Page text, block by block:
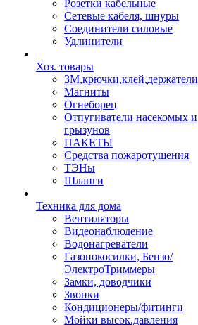
Розетки кабельные
Сетевые кабеля, шнуры
Соединители силовые
Удлинители
Хоз. товары
ЗМ,крючки,клей,держатели
Магниты
Огнеборец
Отпугиватели насекомых и
грызунов
ПАКЕТЫ
Средства пожаротушения
ТЭНы
Шланги
Техника для дома
Вентиляторы
Видеонаблюдение
Водонагреватели
Газонокосилки, Бензо/
ЭлектроТриммеры
Замки, доводчики
Звонки
Кондиционеры/фитинги
Мойки высок.давления